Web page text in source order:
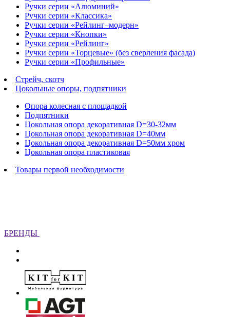
Ручки серии «Алюминий»
Ручки серии «Классика»
Ручки серии «Рейлинг–модерн»
Ручки серии «Кнопки»
Ручки серии «Рейлинг»
Ручки серии «Торцевые» (без сверления фасада)
Ручки серии «Профильные»
Стрейч, скотч
Цокольные опоры, подпятники
Опора колесная с площадкой
Подпятники
Цокольная опора декоративная D=30-32мм
Цокольная опора декоративная D=40мм
Цокольная опора декоративная D=50мм хром
Цокольная опора пластиковая
Товары первой необходимости
БРЕНДЫ